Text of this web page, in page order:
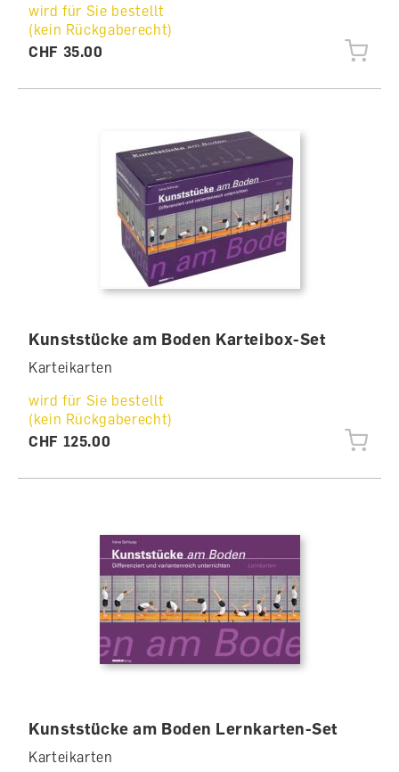
wird für Sie bestellt
(kein Rückgaberecht)
CHF 35.00
Kunststücke am Boden Karteibox-Set
Karteikarten
wird für Sie bestellt
(kein Rückgaberecht)
CHF 125.00
Kunststücke am Boden Lernkarten-Set
Karteikarten